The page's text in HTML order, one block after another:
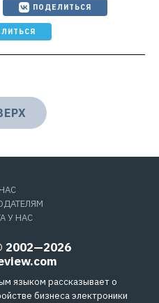
ПОДЕЛИТЬСЯ
У НАС
2002—2026
языком рассказывает о
бизнеса электроники